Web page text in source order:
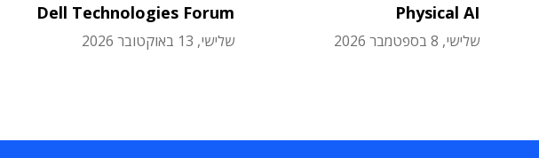
Physical AI
שלישי, 8 בספטמבר 2026
Dell Technologies Forum
שלישי, 13 באוקטובר 2026